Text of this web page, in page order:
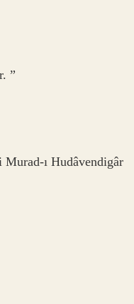
”
ı Hudâvendigâr